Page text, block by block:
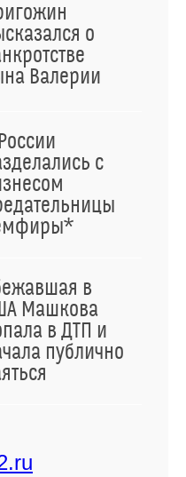
о
Валерии
с
в
Машкова
в ДТП и
публично